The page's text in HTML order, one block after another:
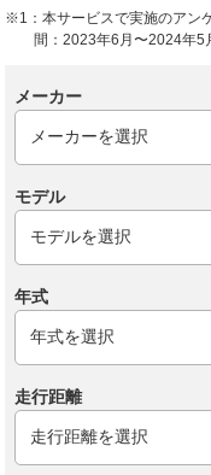
※1：本サービスで実施のアン
間：2023年6月〜2024年5
メーカー
モデル
年式
走行距離